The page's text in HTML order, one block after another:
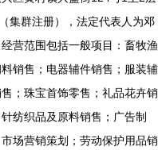
集群注册），法定代表人为邓
营范围包括一般项目：畜牧渔
销售；电器辅件销售；服装辅
；珠宝首饰零售；礼品花卉销
纺织品及原料销售；广告制
场营销策划；劳动保护用品销